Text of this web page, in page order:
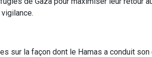
sur la façon dont le Hamas a conduit